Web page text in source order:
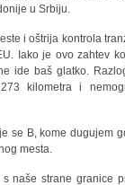
u Srbiju.
i oštrija kontrola
Iako je ovo zahtev
ide baš glatko.
kilometra i
se B, kome dugujem
mesta.
naše strane granice